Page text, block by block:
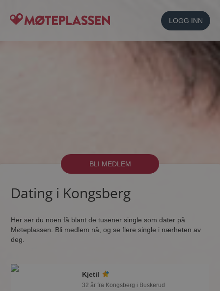
LOGG INN
BLI MEDLEM
Dating i Kongsberg
Her ser du noen få blant de tusener single som dater på
Møteplassen. Bli medlem nå, og se flere single i nærheten av
deg.
Kjetil
32 år fra Kongsberg i Buskerud